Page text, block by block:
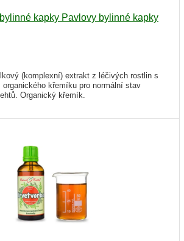
kapky Pavlovy bylinné kapky
(komplexní) extrakt z léčivých rostlin s
křemíku pro normální stav
Organický křemík.